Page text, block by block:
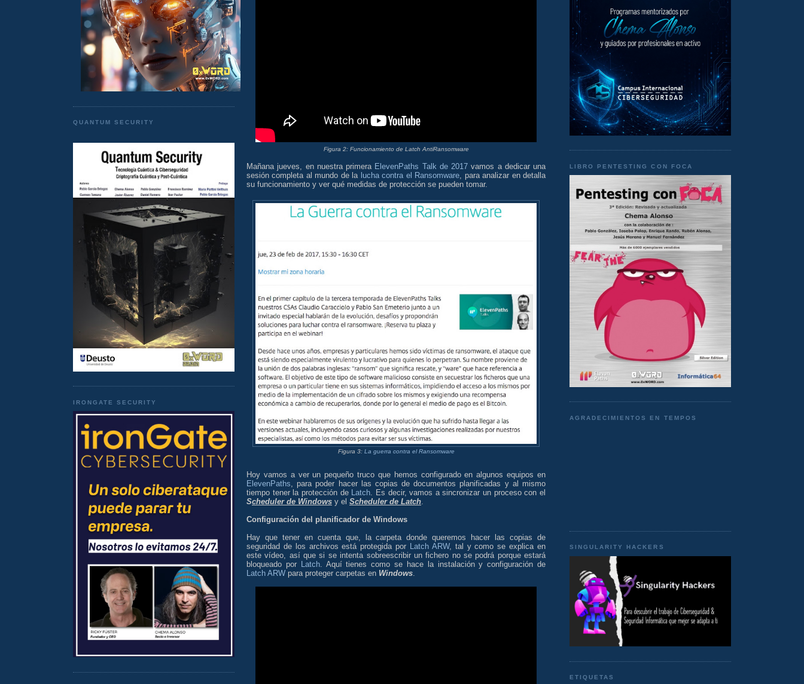
QUANTUM SECURITY
IRONGATE SECURITY
Figura 2: Funcionamiento de Latch AntiRansomware
Mañana jueves, en nuestra primera ElevenPaths Talk de 2017 vamos a dedicar una
sesión completa al mundo de la lucha contra el Ransomware, para analizar en detalla
su funcionamiento y ver qué medidas de protección se pueden tomar.
Figura 3: La guerra contra el Ransomware
Hoy vamos a ver un pequeño truco que hemos configurado en algunos equipos en
ElevenPaths , para poder hacer las copias de documentos planificadas y al mismo
tiempo tener la protección de
Latch . Es decir, vamos a sincronizar un proceso con el
Scheduler de Windows y el Scheduler de Latch
Configuración del planificador de Windows
Hay que tener en cuenta que, la carpeta donde queremos hacer las copias de
seguridad de los archivos está protegida por
Latch ARW, tal y como se explica en
este vídeo, así que si se intenta sobreescribir un fichero no se podrá porque estará
bloqueado por
Latch. Aquí tienes como se hace la instalación y configuración de
Latch ARW para proteger carpetas en Windows
LIBRO PENTESTING CON FOCA
AGRADECIMIENTOS EN TEMPOS
SINGULARITY HACKERS
ETIQUETAS